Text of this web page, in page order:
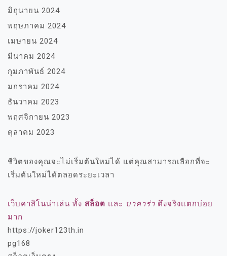
มิถุนายน 2024
พฤษภาคม 2024
เมษายน 2024
มีนาคม 2024
กุมภาพันธ์ 2024
มกราคม 2024
ธันวาคม 2023
พฤศจิกายน 2023
ตุลาคม 2023
ชีวิตของคุณจะไม่เริ่มต้นใหม่ได้ แต่คุณสามารถเลือกที่จะ
เริ่มต้นใหม่ได้ตลอดระยะเวลา
เว็บคาสิโนน่าเล่น ทั้ง สล็อต และ บาคาร่า ตึงจริงแตกบ่อย
มาก
https://joker123th.in
pg168